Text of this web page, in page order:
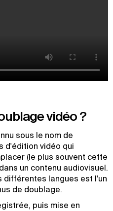
vidéo ?
sous le nom de
d'édition vidéo qui
(le plus souvent cette
un contenu audiovisuel.
différentes langues est l'un
de doublage.
puis mise en